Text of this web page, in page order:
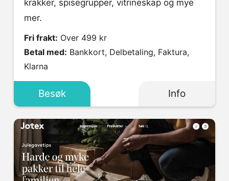
krakker, spisegrupper, vitrineskap og mye
mer.
Fri frakt: Over 499 kr
Betal med:
Klarna
Besøk Info